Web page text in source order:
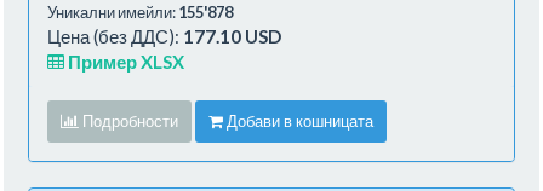
Уникални имейли:155'878
Цена (без ДДС): 177.10 USD
Пример XLSX
Подробности Добави в кошницата